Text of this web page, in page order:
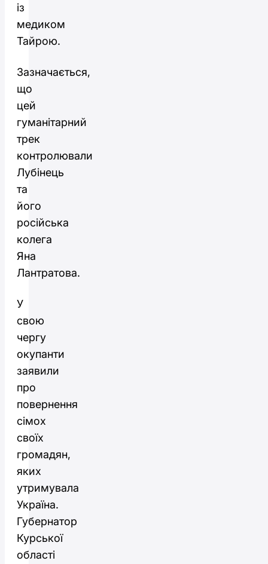
із
медиком
Тайрою.
Зазначається,
що
цей
гуманітарний
трек
контролювали
Лубінець
та
його
російська
колега
Яна
Лантратова.
У
свою
чергу
окупанти
заявили
про
повернення
сімох
своїх
громадян,
яких
утримувала
Україна.
Губернатор
Курської
області